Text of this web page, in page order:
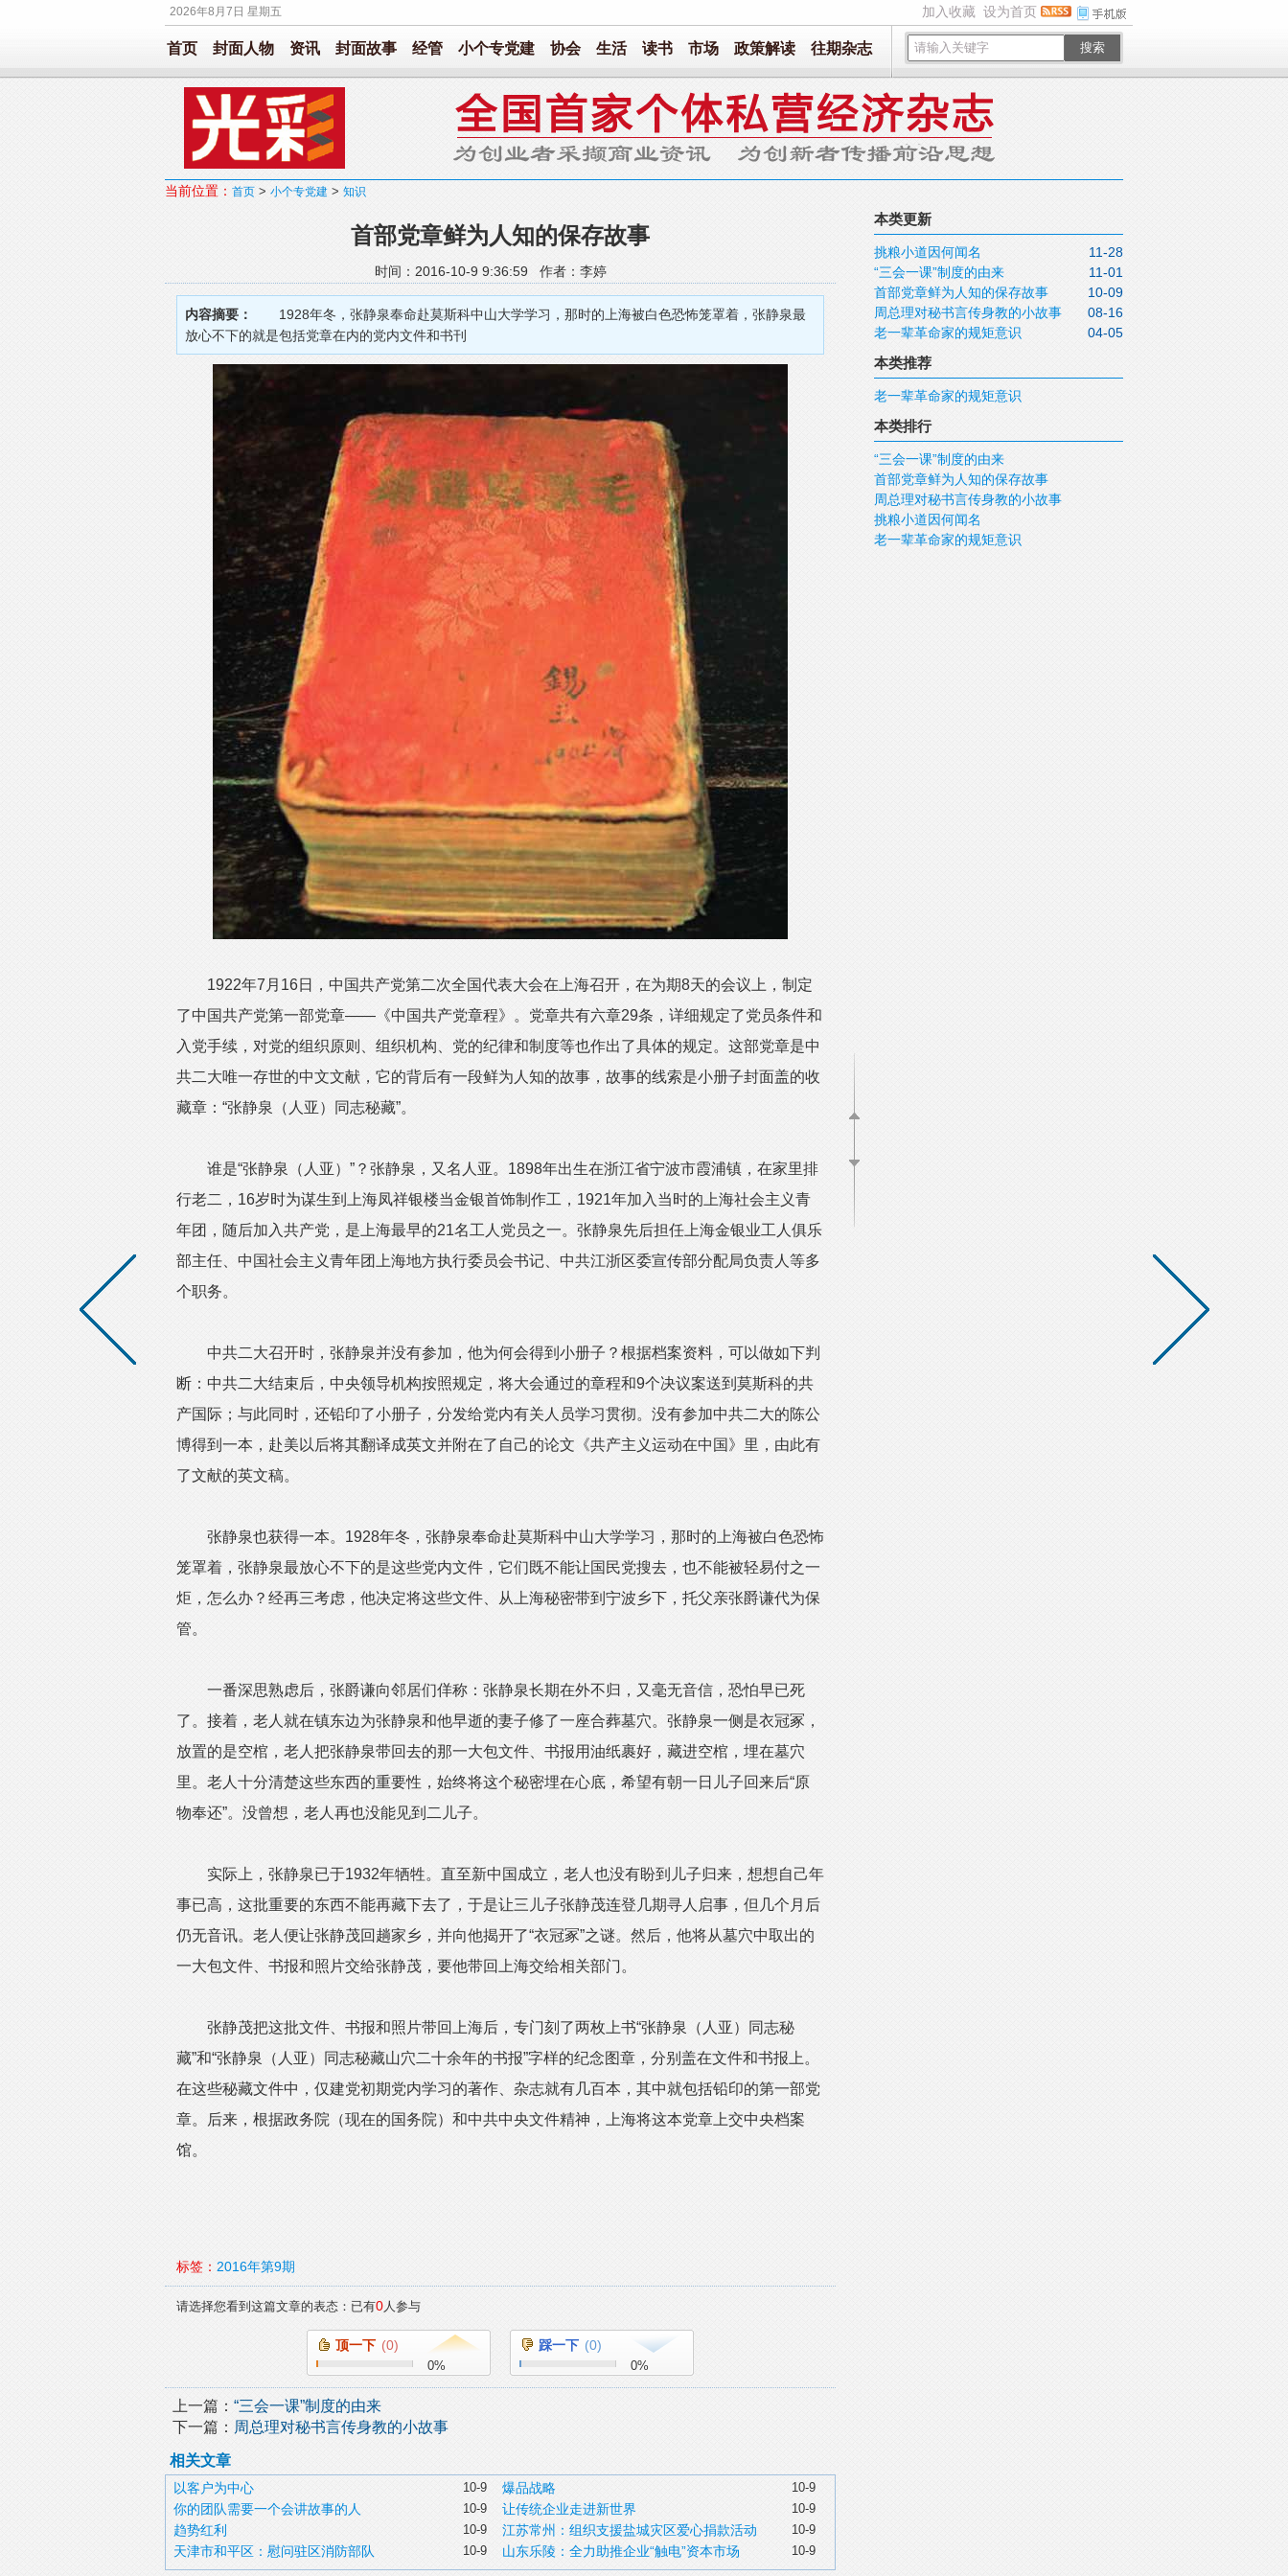
2026年8月7日 星期五 加入收藏 设为首页
搜索
首页 封面人物 资讯 封面故事 经管 小个专党建 协会 生活 读书 市场 政策解读 往期杂志
当前位置： 首页 > 小个专党建 > 知识
首部党章鲜为人知的保存故事
时间：2016-10-9 9:36:59 作者：李婷
内容摘要：
1928年冬，张静泉奉命赴莫斯科中山大学学习，那时的上海被白色恐怖笼罩着，张静泉最
放心不下的就是包括党章在内的党内文件和书刊
1922年7月16日，中国共产党第二次全国代表大会在上海召开，在为期8天的会议上，制定
了中国共产党第一部党章——《中国共产党章程》。党章共有六章29条，详细规定了党员条件和
入党手续，对党的组织原则、组织机构、党的纪律和制度等也作出了具体的规定。这部党章是中
共二大唯一存世的中文文献，它的背后有一段鲜为人知的故事，故事的线索是小册子封面盖的收
藏章：“张静泉（人亚）同志秘藏”。
谁是“张静泉（人亚）”？张静泉，又名人亚。1898年出生在浙江省宁波市霞浦镇，在家里排
行老二，16岁时为谋生到上海凤祥银楼当金银首饰制作工，1921年加入当时的上海社会主义青
年团，随后加入共产党，是上海最早的21名工人党员之一。张静泉先后担任上海金银业工人俱乐
部主任、中国社会主义青年团上海地方执行委员会书记、中共江浙区委宣传部分配局负责人等多
个职务。
中共二大召开时，张静泉并没有参加，他为何会得到小册子？根据档案资料，可以做如下判
断：中共二大结束后，中央领导机构按照规定，将大会通过的章程和9个决议案送到莫斯科的共
产国际；与此同时，还铅印了小册子，分发给党内有关人员学习贯彻。没有参加中共二大的陈公
博得到一本，赴美以后将其翻译成英文并附在了自己的论文《共产主义运动在中国》里，由此有
了文献的英文稿。
张静泉也获得一本。1928年冬，张静泉奉命赴莫斯科中山大学学习，那时的上海被白色恐怖
笼罩着，张静泉最放心不下的是这些党内文件，它们既不能让国民党搜去，也不能被轻易付之一
炬，怎么办？经再三考虑，他决定将这些文件、从上海秘密带到宁波乡下，托父亲张爵谦代为保
管。
一番深思熟虑后，张爵谦向邻居们佯称：张静泉长期在外不归，又毫无音信，恐怕早已死
了。接着，老人就在镇东边为张静泉和他早逝的妻子修了一座合葬墓穴。张静泉一侧是衣冠冢，
放置的是空棺，老人把张静泉带回去的那一大包文件、书报用油纸裹好，藏进空棺，埋在墓穴
里。老人十分清楚这些东西的重要性，始终将这个秘密埋在心底，希望有朝一日儿子回来后“原
物奉还”。没曾想，老人再也没能见到二儿子。
实际上，张静泉已于1932年牺牲。直至新中国成立，老人也没有盼到儿子归来，想想自己年
事已高，这批重要的东西不能再藏下去了，于是让三儿子张静茂连登几期寻人启事，但几个月后
仍无音讯。老人便让张静茂回趟家乡，并向他揭开了“衣冠冢”之谜。然后，他将从墓穴中取出的
一大包文件、书报和照片交给张静茂，要他带回上海交给相关部门。
张静茂把这批文件、书报和照片带回上海后，专门刻了两枚上书“张静泉（人亚）同志秘
藏”和“张静泉（人亚）同志秘藏山穴二十余年的书报”字样的纪念图章，分别盖在文件和书报上。
在这些秘藏文件中，仅建党初期党内学习的著作、杂志就有几百本，其中就包括铅印的第一部党
章。后来，根据政务院（现在的国务院）和中共中央文件精神，上海将这本党章上交中央档案
馆。
标签： 2016年第9期
请选择您看到这篇文章的表态：已有0人参与
顶一下 (0)
0%
踩一下 (0)
0%
上一篇： “三会一课”制度的由来
下一篇： 周总理对秘书言传身教的小故事
相关文章
10-9
以客户为中心 10-9
爆品战略
10-9
你的团队需要一个会讲故事的人 10-9
让传统企业走进新世界
10-9
趋势红利 10-9
江苏常州：组织支援盐城灾区爱心捐款活动
10-9
天津市和平区：慰问驻区消防部队 10-9
山东乐陵：全力助推企业“触电”资本市场
本类更新
11-28
挑粮小道因何闻名
11-01
“三会一课”制度的由来
10-09
首部党章鲜为人知的保存故事
08-16
周总理对秘书言传身教的小故事
04-05
老一辈革命家的规矩意识
本类推荐
老一辈革命家的规矩意识
本类排行
“三会一课”制度的由来
首部党章鲜为人知的保存故事
周总理对秘书言传身教的小故事
挑粮小道因何闻名
老一辈革命家的规矩意识